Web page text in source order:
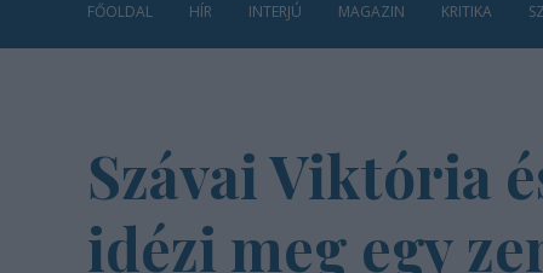
FŐOLDAL HÍR INTERJÚ MAGAZIN KRITIKA
Szávai Viktória
idézi meg egy